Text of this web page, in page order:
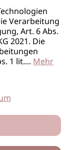
Verarbeitung
Art. 6 Abs.
2021. Die
1 lit....Mehr